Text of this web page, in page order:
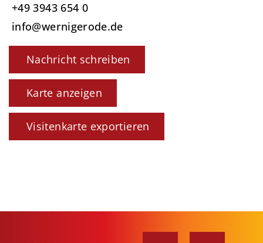
+49 3943 654 0
info@wernigerode.de
Nachricht schreiben
Karte anzeigen
Visitenkarte exportieren